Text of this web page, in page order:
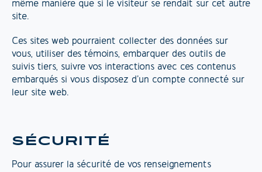
même manière que si le visiteur se rendait sur cet autre
site.
Ces sites web pourraient collecter des données sur
vous, utiliser des témoins, embarquer des outils de
suivis tiers, suivre vos interactions avec ces contenus
embarqués si vous disposez d’un compte connecté sur
leur site web.
SÉCURITÉ
Pour assurer la sécurité de vos renseignements